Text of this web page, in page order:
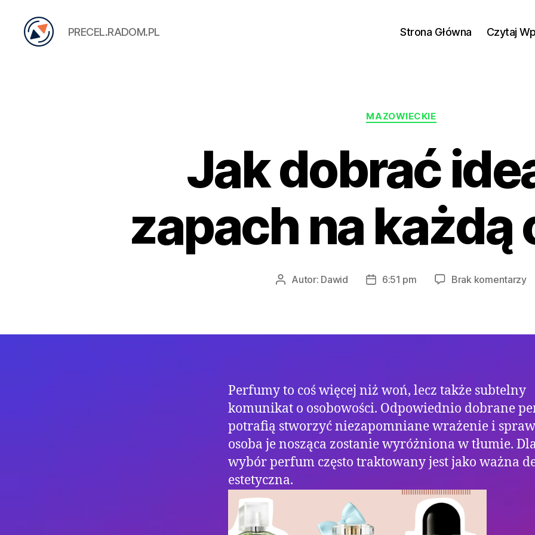
PRECEL.RADOM.PL Strona Główna Czytaj
Kategorie
MAZOWIECKIE
Jak dobrać
zapach na każdą
AutorAutor: Dawid
Data6:51 pm Brak komentarzydo
Perfumy to coś więcej niż woń, lecz także subtelny
komunikat o osobowości. Odpowiednio dobrane
potrafią stworzyć niezapomniane wrażenie i
osoba je nosząca zostanie wyróżniona w tłumie.
wybór perfum często traktowany jest jako ważna
estetyczna.